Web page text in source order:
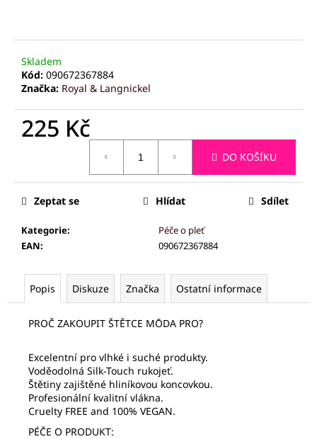
Skladem
Kód: 090672367884
Značka: Royal & Langnickel
225 Kč
DO KOŠÍKU
Kategorie:
Péče o pleť
EAN: 090672367884
Zeptat se Hlídat Sdílet
Popis Diskuze Značka Ostatní informace
PROČ ZAKOUPIT ŠTĚTCE MŌDA PRO?
Excelentní pro vlhké i suché produkty.
Voděodolná Silk-Touch rukojeť.
Štětiny zajištěné hliníkovou koncovkou.
Profesionální kvalitní vlákna.
Cruelty FREE and 100% VEGAN.
PÉČE O PRODUKT:
o
u
u
j
PALSAR7
KARTÁČ
NA
MYTÍ
ODNÍMATELNOU
RUKOJETÍ
219